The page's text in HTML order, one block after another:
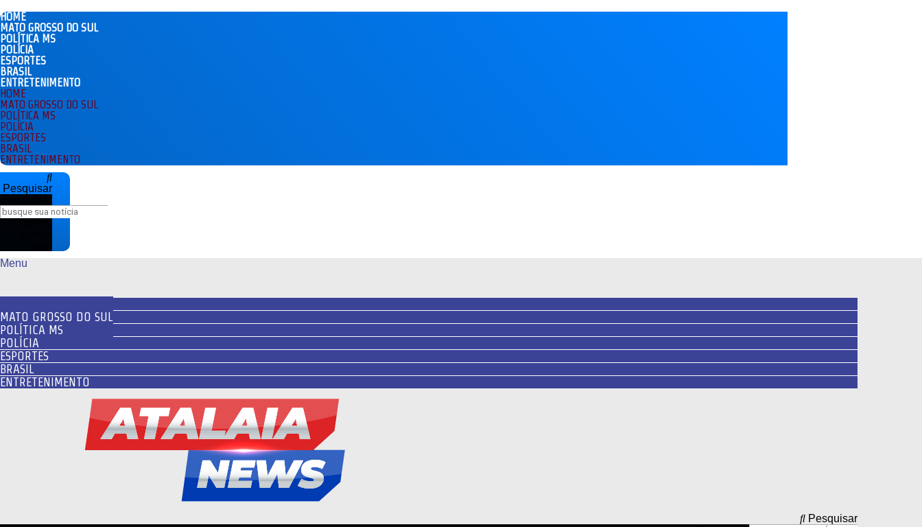
HOME
MATO GROSSO DO SUL
POLÍTICA MS
POLÍCIA
ESPORTES
BRASIL
ENTRETENIMENTO
HOME
MATO GROSSO DO SUL
POLÍTICA MS
POLÍCIA
ESPORTES
BRASIL
ENTRETENIMENTO
Pesquisar
Menu
MATO GROSSO DO SUL
POLÍTICA MS
POLÍCIA
ESPORTES
BRASIL
ENTRETENIMENTO
Pesquisar